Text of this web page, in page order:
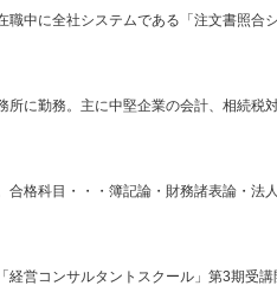
職中に全社システムである「注文書照合
に勤務。主に中堅企業の会計、相続税
合格科目・・・簿記論・財務諸表論・法
経営コンサルタントスクール」第3期受講